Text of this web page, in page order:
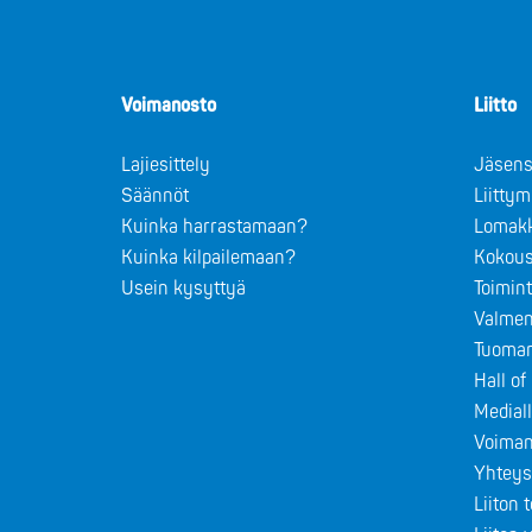
Voimanosto
Lajiesittely
Säännöt
Kuinka harrastamaan?
Kuinka kilpailemaan?
Usein kysyttyä
Liitto
Hall of
Liiton